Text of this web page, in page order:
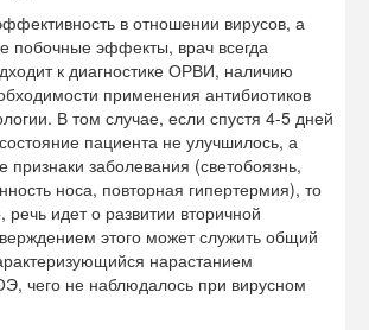
в отношении вирусов, а
побочные эффекты, врач всегда
к диагностике ОРВИ, наличию
применения антибиотиков
В том случае, если спустя 4-5 дней
пациента не улучшилось, а
признаки заболевания (светобоязнь,
носа, повторная гипертермия), то
речь идет о развитии вторичной
этого может служить общий
нарастанием
чего не наблюдалось при вирусном